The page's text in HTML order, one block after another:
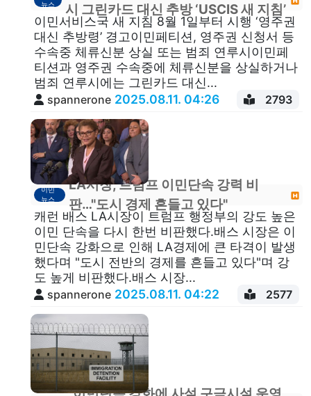
뉴스
시 그린카드 대신 추방 ‘USCIS 새 지침’
이민서비스국 새 지침 8월 1일부터 시행 ‘영주권
대신 추방령’ 경고이민페티션, 영주권 신청서 등
수속중 체류신분 상실 또는 범죄 연루시이민페
티션과 영주권 수속중에 체류신분을 상실하거나
범죄 연루시에는 그린카드 대신...
spannerone 2025.08.11. 04:26 2793
이민
뉴스
LA시장, 트럼프 이민단속 강력 비
판…"도시 경제 흔들고 있다"
캐런 배스 LA시장이 트럼프 행정부의 강도 높은
이민 단속을 다시 한번 비판했다.배스 시장은 이
민단속 강화으로 인해 LA경제에 큰 타격이 발생
했다며 "도시 전반의 경제를 흔들고 있다"며 강
도 높게 비판했다.배스 시장...
spannerone 2025.08.11. 04:22 2577